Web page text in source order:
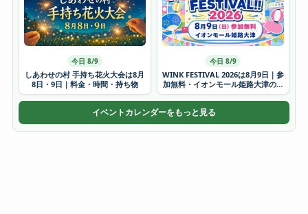
今日 8/9
しあわせの村 手持ち花火大会は8月
8日・9日｜料金・時間・持ち物
今日 8/9
WINK FESTIVAL 2026は8月9日｜参
加無料・イオンモール姫路大津の時
間
イベントカレンダーをもっと見る